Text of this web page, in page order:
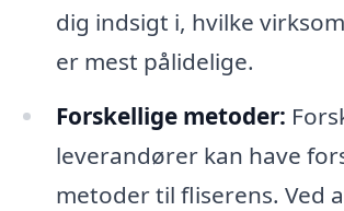
dig indsigt i, hvilke
er mest pålidelige.
Forskellige metoder:
leverandører kan have
metoder til fliserens. Ved